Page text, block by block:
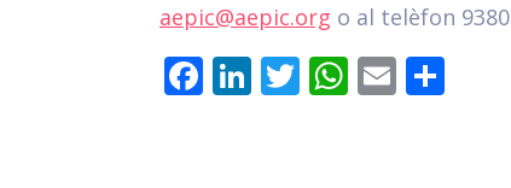
aepic@aepic.org o al telèfon
Facebook
LinkedIn
Twitter
WhatsApp
Email